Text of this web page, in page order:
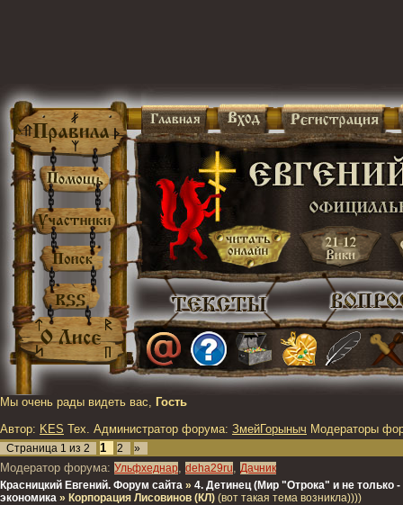
Мы очень рады видеть вас, Гость
Автор: KES Тех. Администратор форума: ЗмейГорыныч Модераторы
Страница 1 из 2 1 2 »
Модератор форума: Ульфхеднар, deha29ru, Дачник
Красницкий Евгений. Форум сайта » 4. Детинец (Мир "Отрока" и не только
экономика » Корпорация Лисовинов (КЛ) (вот такая тема возникла))))